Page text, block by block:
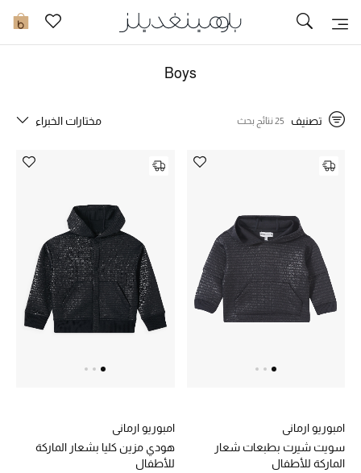
0 تخفيضات
جديد في الخصومات
الجمال
الأطفال
تسوقوا الآن
Boys
تصنيف 25 نتائج بحث مختارات الخبراء
امبوريو ارماني
سويت شيرت بطبعات شعار
الماركة للأطفال
امبوريو ارماني
هودي مزين كليا بشعار الماركة
للأطفال